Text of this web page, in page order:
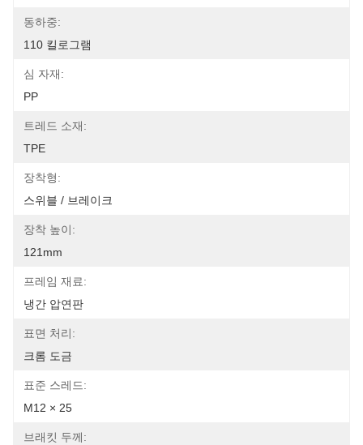
동하중:
110 킬로그램
심 자재:
PP
트레드 소재:
TPE
장착형:
스위블 / 브레이크
장착 높이:
121mm
프레임 재료:
냉간 압연판
표면 처리:
크롬 도금
표준 스레드:
M12 × 25
브래킷 두께: